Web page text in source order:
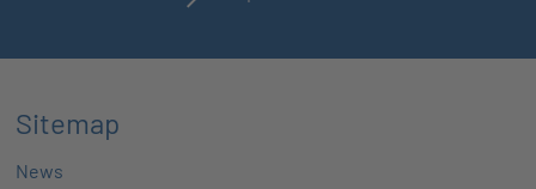
Sitemap
News